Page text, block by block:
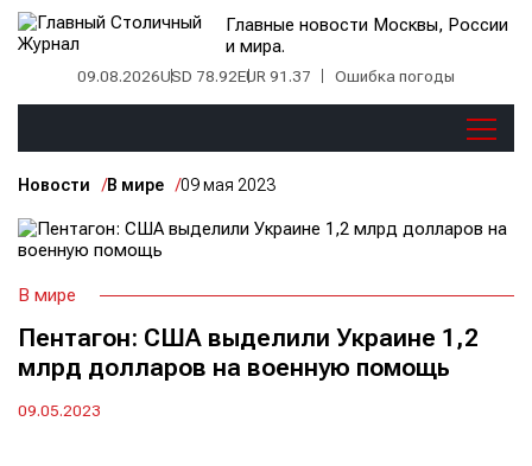
Главные новости Москвы, России
и мира.
09.08.2026USD 78.92EUR 91.37 Ошибка погоды
Новости В мире 09 мая 2023
В мире
Пентагон: США выделили Украине 1,2
млрд долларов на военную помощь
09.05.2023